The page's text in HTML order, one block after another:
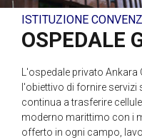
ISTITUZIONE
OSPEDALE
L'ospedale privato Ankara
l'obiettivo di fornire servizi
continua a trasferire
moderno marittimo con i
offerto in ogni campo,